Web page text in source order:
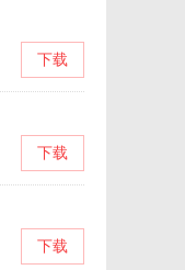
下载
下载
下载